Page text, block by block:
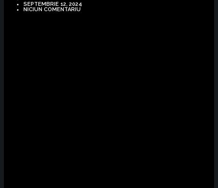
SEPTEMBRIE 12, 2024
NICIUN COMENTARIU